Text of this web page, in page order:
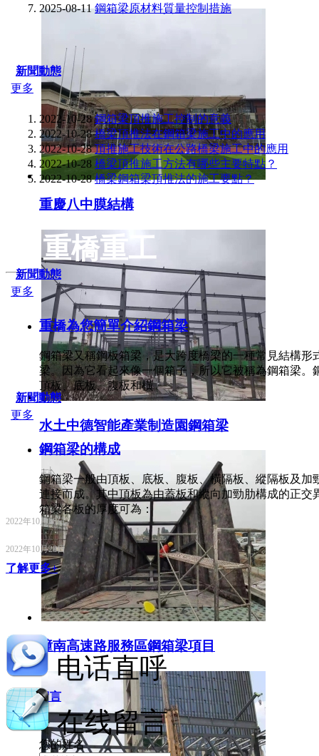
重慶八中膜結構
水土中德智能產業制造園鋼箱梁
潼南高速路服務區鋼箱梁項目
2025-08-11 鋼箱梁原材料質量控制措施
新聞動態
更多
2022-10-28 鋼箱梁頂推施工控制的意義
2022-10-28 橋梁頂推法在鋼箱梁施工中的應用
2022-10-28 頂推施工技術在公路橋梁施工中的應用
2022-10-28 橋梁頂推施工方法有哪些主要特點？
2022-10-28 橋梁鋼箱梁頂推法的施工要點？
新聞動態
更多
重橋為您簡單介紹鋼箱梁
鋼箱梁又稱鋼板箱梁，是大跨度橋梁的一種常見結構形
梁。因為它看起來像一個箱子，所以它被稱為鋼箱梁。
頂板、底板、腹板和橫
新聞動態
更多
鋼箱梁的構成
鋼箱梁一般由頂板、底板、腹板、橫隔板、縱隔板及加
連接而成。其中頂板為由蓋板和縱向加勁肋構成的正交
箱梁各板的厚度可為：
2022年10月28日
2022年10月28日
了解更多+
重橋重工
在線留言
更多
您的姓名
电话直呼
在线留言